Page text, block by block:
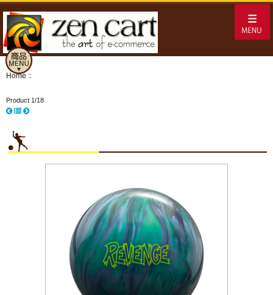
Home ::
Product 1/18